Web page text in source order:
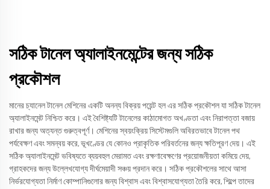
সঠিক টানেল অ্যালাইনমেন্টের জন্য সঠিক
প্রকৌশল
মানের চ্যানেল টানেল মেশিনের একটি অনন্য বিক্রয় পয়েন্ট হল এর সঠিক প্রকৌশল যা সঠিক টানেল
অ্যালাইনমেন্ট নিশ্চিত করে। এই বৈশিষ্ট্যটি টানেলের কাঠামোগত অখণ্ডতা এবং নিরাপত্তা বজায়
রাখার জন্য অত্যন্ত গুরুত্বপূর্ণ। মেশিনের স্বয়ংক্রিয় সিস্টেমগুলি অবিরতভাবে টানেল পথ
পর্যবেক্ষণ এবং সমন্বয় করে, ভূখণ্ডের যে কোনও প্রাকৃতিক পরিবর্তনের জন্য ক্ষতিপূরণ দেয়। এই
সঠিক অ্যালাইনমেন্ট ভবিষ্যতে ব্যয়বহুল মেরামত এবং রক্ষণাবেক্ষণের প্রয়োজনীয়তা কমিয়ে দেয়,
গ্রাহকদের জন্য উল্লেখযোগ্য দীর্ঘমেয়াদী সঞ্চয় প্রদান করে। সঠিক প্রকৌশলের সাথে আসা
নির্ভরযোগ্যতা নির্মাণ কোম্পানিগুলোর জন্য বিশ্বাস এবং বিশ্বাসযোগ্যতা তৈরি করে, শিল্পে তাদের